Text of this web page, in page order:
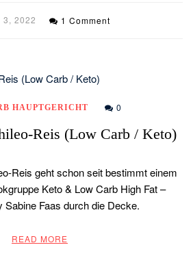
3, 2022 1 Comment
HAUPTGERICHT 0
Reis (Low Carb / Keto)
Reis geht schon seit bestimmt einem
Keto & Low Carb High Fat –
Sabine Faas durch die Decke.
READ MORE